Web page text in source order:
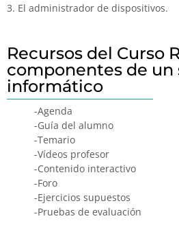
3. El administrador de dispositivos.
Recursos del Curso
componentes de un
informático
-Agenda
-Guía del alumno
-Temario
-Vídeos profesor
-Contenido interactivo
-Foro
-Ejercicios supuestos
-Pruebas de evaluación